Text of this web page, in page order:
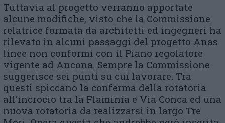
Tuttavia al progetto verranno apportate
alcune modifiche, visto che la Commissione
relatrice formata da architetti ed ingegneri ha
rilevato in alcuni passaggi del progetto Anas
linee non conformi con il Piano regolatore
vigente ad Ancona. Sempre la Commissione
suggerisce sei punti su cui lavorare. Tra
questi spiccano la conferma della rotatoria
all’incrocio tra la Flaminia e Via Conca ed una
nuova rotatoria da realizzarsi in largo Tre